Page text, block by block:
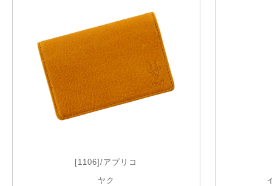
[1106]/アプリコ
ヤク